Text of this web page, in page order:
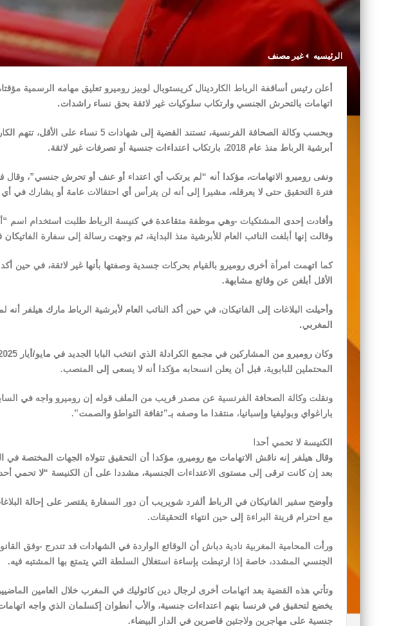
الرئيسيه غير مصنف
أعلن رئيس أساقفة الرباط الكاردينال كريستوبال لوبيز روميرو تعليق مهامه الرسمية مؤقتا،
اتهامات بالتحرش الجنسي وارتكاب سلوكيات غير لائقة بحق نساء راشدات.
أبرشية الرباط منذ عام 2018، بارتكاب اعتداءات جنسية أو تصرفات غير لائقة.
ونفى روميرو الاتهامات، مؤكدا أنه “لم يرتكب أي اعتداء أو عنف أو تحرش جنسي”،
فترة التحقيق حتى لا يعرقله، مشيرا إلى أنه لن يترأس أي احتفالات عامة أو يشارك في
وأفادت إحدى المشتكيات -وهي موظفة متقاعدة في كنيسة الرباط طلبت استخدام اسم
وقالت إنها أبلغت النائب العام للأبرشية منذ البداية، ثم وجهت رسالة إلى سفارة الفاتيكان
الأقل أبلغن عن وقائع مشابهة.
وأحيلت البلاغات إلى الفاتيكان، في حين أكد النائب العام لأبرشية الرباط مارك هيلفر
المغربي.
المحتملين للبابوية، قبل أن يعلن انسحابه مؤكدا أنه لا يسعى إلى المنصب.
ونقلت وكالة الصحافة الفرنسية عن مصدر قريب من الملف قوله إن روميرو واجه في
باراغواي وبوليفيا وإسبانيا، منتقدا ما وصفه بـ”ثقافة التواطؤ والصمت”.
الكنيسة لا تحمي أحدا
وقال هيلفر إنه ناقش الاتهامات مع روميرو، مؤكدا أن التحقيق تتولاه الجهات المختصة في
بعد إن كانت ترقى إلى مستوى الاعتداءات الجنسية، مشددا على أن الكنيسة “لا تحمي
وأوضح سفير الفاتيكان في الرباط ألفرد شويريب أن دور السفارة يقتصر على إحالة
مع احترام قرينة البراءة إلى حين انتهاء التحقيقات.
ورأت المحامية المغربية نادية دباش أن الوقائع الواردة في الشهادات قد تندرج -وفق
الجنسي المشدد، خاصة إذا ارتبطت بإساءة استغلال السلطة التي يتمتع بها المشتبه فيه.
وتأتي هذه القضية بعد اتهامات أخرى لرجال دين كاثوليك في المغرب خلال العامين
يخضع لتحقيق في فرنسا بتهم اعتداءات جنسية، والأب أنطوان إكسلمان الذي واجه
جنسية على مهاجرين ولاجئين قاصرين في الدار البيضاء.